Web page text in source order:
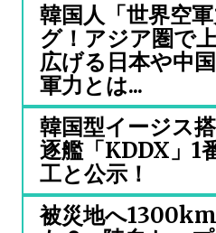
韓国人「世界空
グ！アジア圏で
広げる日本や中
軍力とは...
韓国型イージス
逐艦「KDDX」1
工と公示！
被災地へ